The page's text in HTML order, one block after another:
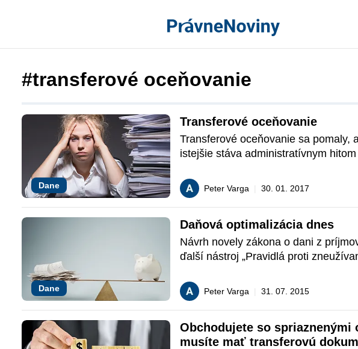
#transferové oceňovanie
Dane
Transferové oceňovanie
Transferové oceňovanie sa pomaly,
istejšie stáva administratívnym
daňovej optimalizácii dochádza aj k
efektom v podobe zvyšujúcej sa
podnikateľov. Tá sa týka najmä
pravidiel transferového oceňovania a
transferovej dokumentácie. Aj keď
zákonodarcu ušľachtilý je otázne, či
podnikateľov.
Peter Varga 30. 01. 2017
Dane
Daňová optimalizácia dnes
Návrh novely zákona o dani z
ďalší nástroj „Pravidlá proti
účelom by mal byť boj proti umelým
a transakciám, ktorých jediným
daňovej povinnosti. Tým tak
legislatívny trend v tejto oblasti.
Peter Varga 31. 07. 2015
Obchodujete so spriaznenými
musíte mať transferovú